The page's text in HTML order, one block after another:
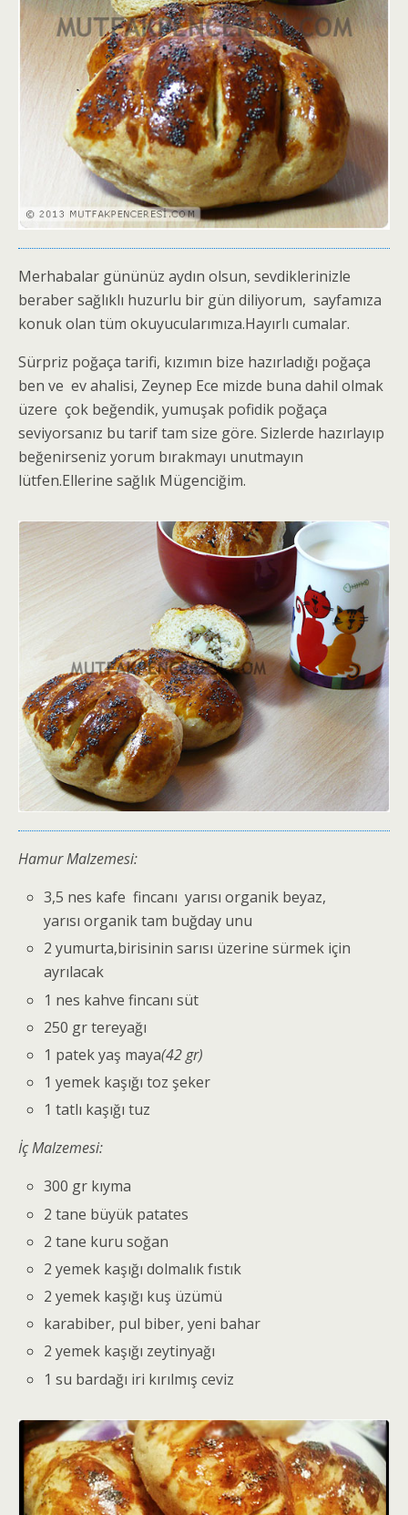
Merhabalar gününüz aydın olsun, sevdiklerinizle
beraber sağlıklı huzurlu bir gün diliyorum, sayfamıza
konuk olan tüm okuyucularımıza.Hayırlı cumalar.
Sürpriz poğaça tarifi, kızımın bize hazırladığı poğaça
ben ve ev ahalisi, Zeynep Ece mizde buna dahil olmak
üzere çok beğendik, yumuşak pofidik poğaça
seviyorsanız bu tarif tam size göre. Sizlerde hazırlayıp
beğenirseniz yorum bırakmayı unutmayın
lütfen.Ellerine sağlık Mügenciğim.
Hamur Malzemesi:
3,5 nes kafe fincanı yarısı organik beyaz,
yarısı organik tam buğday unu
2 yumurta,birisinin sarısı üzerine sürmek için
ayrılacak
1 nes kahve fincanı süt
250 gr tereyağı
1 patek yaş maya(42 gr)
1 yemek kaşığı toz şeker
1 tatlı kaşığı tuz
İç Malzemesi:
300 gr kıyma
2 tane büyük patates
2 tane kuru soğan
2 yemek kaşığı dolmalık fıstık
2 yemek kaşığı kuş üzümü
karabiber, pul biber, yeni bahar
2 yemek kaşığı zeytinyağı
1 su bardağı iri kırılmış ceviz